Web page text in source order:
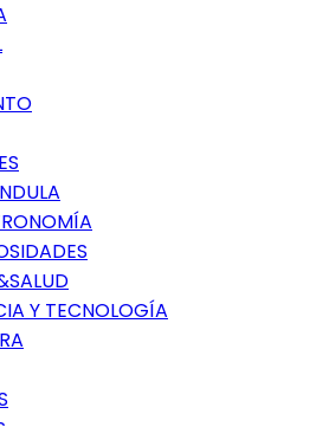
Y TECNOLOGÍA